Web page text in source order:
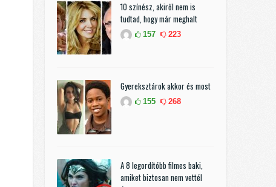
10 színész, akiről nem is
tudtad, hogy már meghalt
157 223
Gyereksztárok akkor és most
155 268
A 8 legordítóbb filmes baki,
amiket biztosan nem vettél